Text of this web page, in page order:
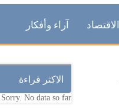
الاقتصاد آراء وأفكار
الاكثر قراءة
Sorry. No data so far.